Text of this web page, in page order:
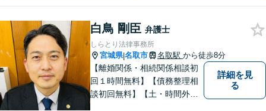
白鳥 剛臣 弁護士
しらとり法律事務所
宮城県|名取市 名取駅 から徒歩8分
【離婚関係・相続関係相談初
回１時間無料】【債務整理相
談初回無料】【土・時間外応
詳細を見
る